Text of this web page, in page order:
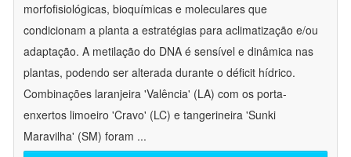
morfofisiológicas, bioquímicas e moleculares que
condicionam a planta a estratégias para aclimatização e/ou
adaptação. A metilação do DNA é sensível e dinâmica nas
plantas, podendo ser alterada durante o déficit hídrico.
Combinações laranjeira 'Valência' (LA) com os porta-
enxertos limoeiro 'Cravo' (LC) e tangerineira 'Sunki
Maravilha' (SM) foram ...